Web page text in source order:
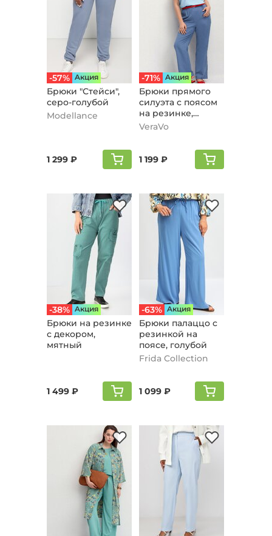
-57% Aкция
Брюки "Стейси",
серо-голубой
Modellance
1 299 ₽
-71% Aкция
Брюки прямого
силуэта с поясом
на резинке,
голубой
VeraVo
1 199 ₽
-38% Aкция
Брюки на резинке
с декором,
мятный
1 499 ₽
-63% Aкция
Брюки палаццо с
резинкой на
поясе, голубой
Frida Collection
1 099 ₽